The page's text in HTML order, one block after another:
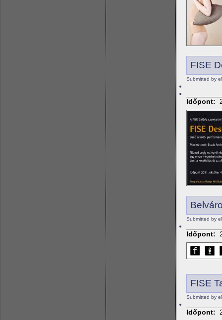
FISE
Submitted by
Időpont:
Submitted by
Időpont:
FISE
Submitted by
Időpont: